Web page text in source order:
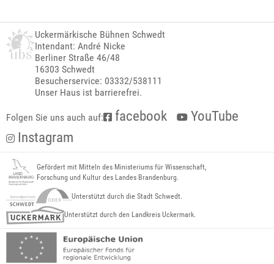
Uckermärkische Bühnen Schwedt
Intendant: André Nicke
Berliner Straße 46/48
16303 Schwedt
Besucherservice: 03332/538111
Unser Haus ist barrierefrei.
Folgen Sie uns auch auf: facebook
YouTube
Instagram
Gefördert mit Mitteln des Ministeriums für Wissenschaft,
Forschung und Kultur des Landes Brandenburg.
Unterstützt durch die Stadt Schwedt.
Unterstützt durch den Landkreis Uckermark.